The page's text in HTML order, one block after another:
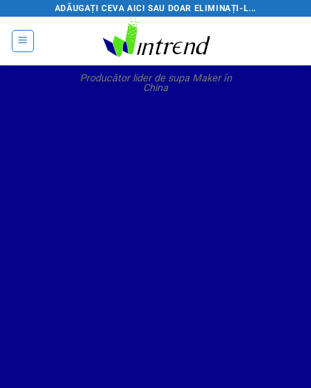
conținut
ADĂUGAȚI CEVA AICI SAU DOAR ELIMINAȚI-L...
Producător lider de supa Maker în
China